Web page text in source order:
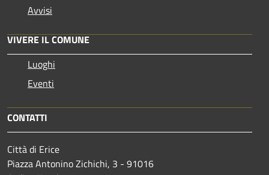
Avvisi
VIVERE IL COMUNE
Luoghi
Eventi
CONTATTI
Città di Erice
Piazza Antonino Zichichi, 3 - 91016